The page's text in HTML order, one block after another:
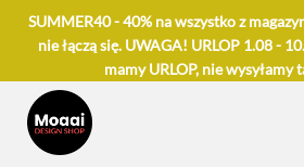
SUMMER40 - 40% na wszystko z
nie łączą się. UWAGA! URLOP 1.08 -
mamy URLOP, nie wysyłamy